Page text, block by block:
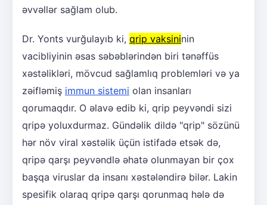
əvvəllər sağlam olub.
Dr. Yonts vurğulayıb ki, qrip vaksininin
vacibliyinin əsas səbəblərindən biri tənəffüs
xəstəlikləri, mövcud sağlamlıq problemləri və ya
zəifləmiş immun sistemi olan insanları
qorumaqdır. O əlavə edib ki, qrip peyvəndi sizi
qripə yoluxdurmaz. Gündəlik dildə "qrip" sözünü
hər növ viral xəstəlik üçün istifadə etsək də,
qripə qarşı peyvəndlə əhatə olunmayan bir çox
başqa viruslar da insanı xəstələndirə bilər. Lakin
spesifik olaraq qripə qarşı qorunmaq hələ də